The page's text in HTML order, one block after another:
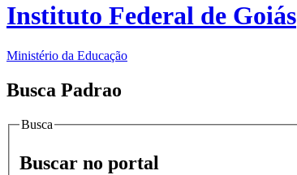
Instituto Federal de Goiás
Ministério da Educação
Busca Padrao
Busca
Buscar no portal